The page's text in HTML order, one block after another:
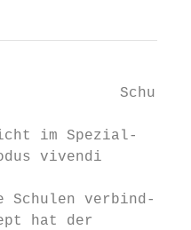
Schulen
im Spezial-
vivendi
Schulen verbind-
hat der